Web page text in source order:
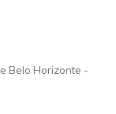
Belo Horizonte -